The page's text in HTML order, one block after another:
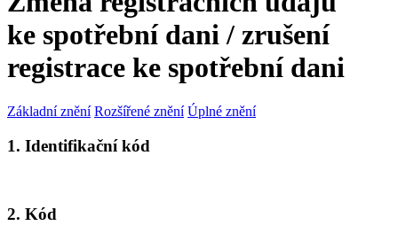
ke spotřební dani / zrušení
registrace ke spotřební dani
Základní znění Rozšířené znění Úplné znění
1. Identifikační kód
2. Kód